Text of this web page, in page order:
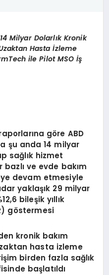
Milyar Dolarlık Kronik
Hasta İzleme
ile Pilot MSO İş
göre ABD
şu anda 14 milyar
sağlık hizmet
bazlı ve evde bakım
devam etmesiyle
yaklaşık 29 milyar
bileşik yıllık
göstermesi
kronik bakım
hasta izleme
birden fazla sağlık
başlatıldı